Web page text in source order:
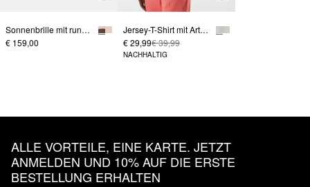
Sonnenbrille mit runden Gläsern und Aussparung im Brillenglas
€ 159,00
Jersey-T-Shirt mit Artwork
€ 29,99€ 39,99
NACHHALTIG
ALLE VORTEILE, EINE KARTE. JETZT
ANMELDEN UND 10% AUF DIE ERSTE
BESTELLUNG ERHALTEN